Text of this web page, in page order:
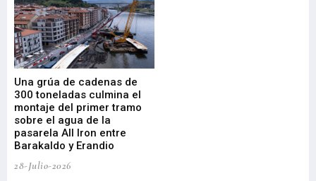
Una grúa de cadenas de
300 toneladas culmina el
montaje del primer tramo
sobre el agua de la
pasarela All Iron entre
Barakaldo y Erandio
28-Julio-2026